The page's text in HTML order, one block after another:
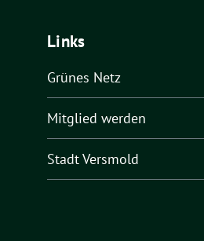
Links
Grünes Netz
Mitglied werden
Stadt Versmold